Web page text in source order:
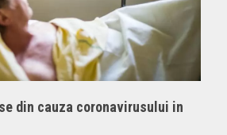
din cauza coronavirusului in